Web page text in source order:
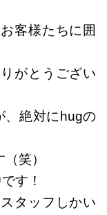
客様たちに囲
がとうござい
、絶対にhugの
笑）
す！
タッフしかい